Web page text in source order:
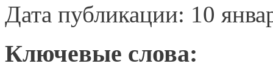
Дата публикации: 10
Ключевые слова: